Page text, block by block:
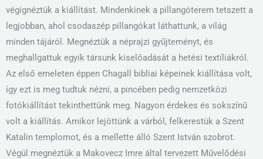
végignéztük a kiállítást. Mindenkinek a pillangóterem tetszett a
legjobban, ahol csodaszép pillangókat láthattunk, a világ
minden tájáról. Megnéztük a néprajzi gyűjteményt, és
meghallgattuk egyik társunk kiselőadását a hetési textíliákról.
Az első emeleten éppen Chagall bibliai képeinek kiállítása volt,
így ezt is meg tudtuk nézni, a pincében pedig nemzetközi
fotókiállítást tekinthettünk meg. Nagyon érdekes és sokszínű
volt a kiállítás. Amikor lejöttünk a várból, felkerestük a Szent
Katalin templomot, és a mellette álló Szent István szobrot.
Végül megnéztük a Makovecz Imre által tervezett Művelődési